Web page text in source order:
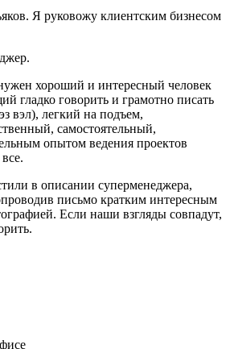
Я руковожу клиентским бизнесом
хороший и интересный человек
гладко говорить и грамотно писать
вэл), легкий на подъем,
самостоятельный,
опытом ведения проектов
в описании суперменеджера,
письмо кратким интересным
Если наши взгляды совпадут,